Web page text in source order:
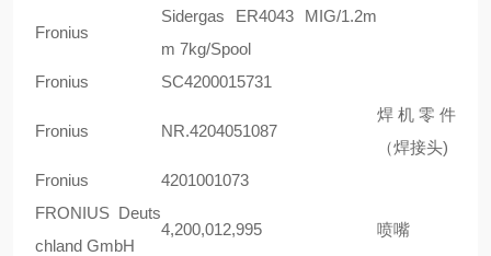
Fronius
Sidergas ER4043 MIG/1.2m
m 7kg/Spool
Fronius
SC4200015731
Fronius NR.4204051087
焊机零件
（焊接头)
Fronius
4201001073
FRONIUS Deuts
chland GmbH
4,200,012,995 喷嘴